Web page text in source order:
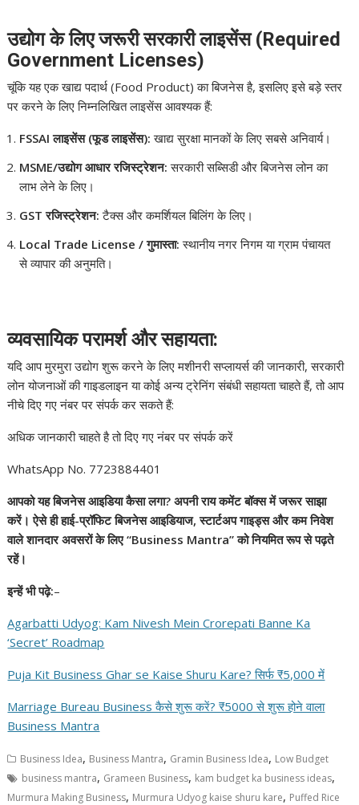
उद्योग के लिए जरूरी सरकारी लाइसेंस (Required
Government Licenses)
चूंकि यह एक खाद्य पदार्थ (Food Product) का बिजनेस है, इसलिए इसे बड़े स्तर
पर करने के लिए निम्नलिखित लाइसेंस आवश्यक हैं:
FSSAI लाइसेंस (फूड लाइसेंस): खाद्य सुरक्षा मानकों के लिए सबसे अनिवार्य।
MSME/उद्योग आधार रजिस्ट्रेशन: सरकारी सब्सिडी और बिजनेस लोन का
लाभ लेने के लिए।
GST रजिस्ट्रेशन: टैक्स और कमर्शियल बिलिंग के लिए।
Local Trade License / गुमास्ता: स्थानीय नगर निगम या ग्राम पंचायत
से व्यापार की अनुमति।
व्यवसायिक परामर्श और सहायता:
यदि आप मुरमुरा उद्योग शुरू करने के लिए मशीनरी सप्लायर्स की जानकारी, सरकारी
लोन योजनाओं की गाइडलाइन या कोई अन्य ट्रेनिंग संबंधी सहायता चाहते हैं, तो आप
नीचे दिए गए नंबर पर संपर्क कर सकते हैं:
अधिक जानकारी चाहते है तो दिए गए नंबर पर संपर्क करें
WhatsApp No. 7723884401
आपको यह बिजनेस आइडिया कैसा लगा? अपनी राय कमेंट बॉक्स में जरूर साझा
करें। ऐसे ही हाई-प्रॉफिट बिजनेस आइडियाज, स्टार्टअप गाइड्स और कम निवेश
वाले शानदार अवसरों के लिए “Business Mantra” को नियमित रूप से पढ़ते
रहें।
इन्हें भी पढ़े:–
Agarbatti Udyog: Kam Nivesh Mein Crorepati Banne Ka
‘Secret’ Roadmap
Puja Kit Business Ghar se Kaise Shuru Kare? सिर्फ ₹5,000 में
Marriage Bureau Business कैसे शुरू करें? ₹5000 से शुरू होने वाला
Business Mantra
Business Idea, Business Mantra, Gramin Business Idea, Low Budget
business mantra, Grameen Business, kam budget ka business ideas,
Murmura Making Business, Murmura Udyog kaise shuru kare, Puffed Rice